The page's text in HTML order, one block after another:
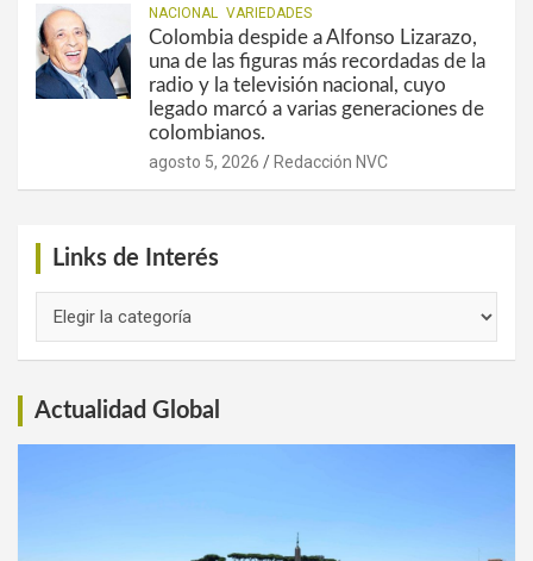
NACIONAL VARIEDADES
Colombia despide a Alfonso Lizarazo,
una de las figuras más recordadas de la
radio y la televisión nacional, cuyo
legado marcó a varias generaciones de
colombianos.
agosto 5, 2026 Redacción NVC
Links de Interés
Actualidad Global